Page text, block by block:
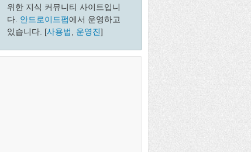
위한 지식 커뮤니티 사이트입니
다. 안드로이드펍에서 운영하고
있습니다. [사용법 운영진]